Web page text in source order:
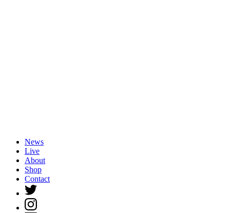
News
Live
About
Shop
Contact